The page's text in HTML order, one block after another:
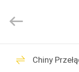
DOM
haishuo.com.
Reserved.
Chiny